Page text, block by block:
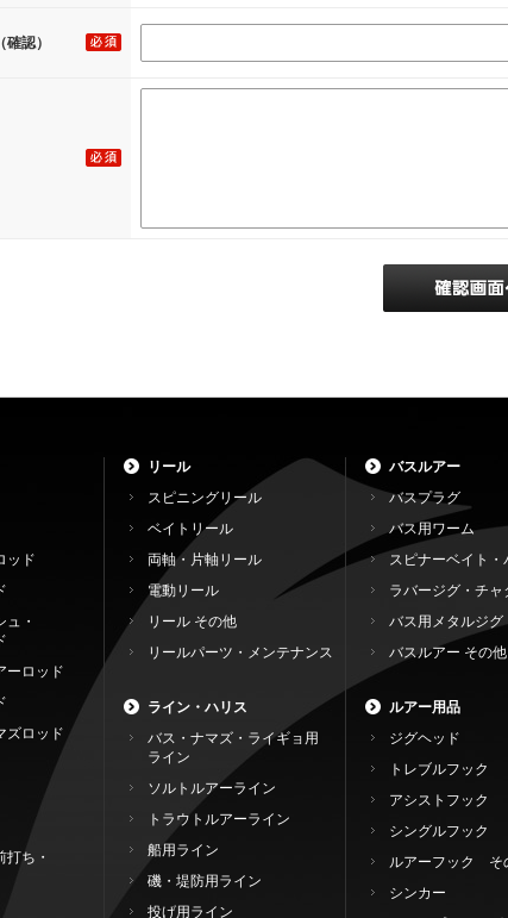
認）
ッド
ュ・
ーロッド
ズロッド
ち・
リール
スピニングリール
ベイトリール
両軸・片軸リール
電動リール
リール その他
リールパーツ・メンテナンス
ライン・ハリス
バス・ナマズ・ライギョ用
ライン
ソルトルアーライン
トラウトルアーライン
船用ライン
磯・堤防用ライン
投げ用ライン
バスルアー
バスプラグ
バス用ワーム
スピナーベイト・
ラバージグ・チャ
バス用メタルジグ
バスルアー その他
ルアー用品
ジグヘッド
トレブルフック
アシストフック
シングルフック
ルアーフック そ
シンカー